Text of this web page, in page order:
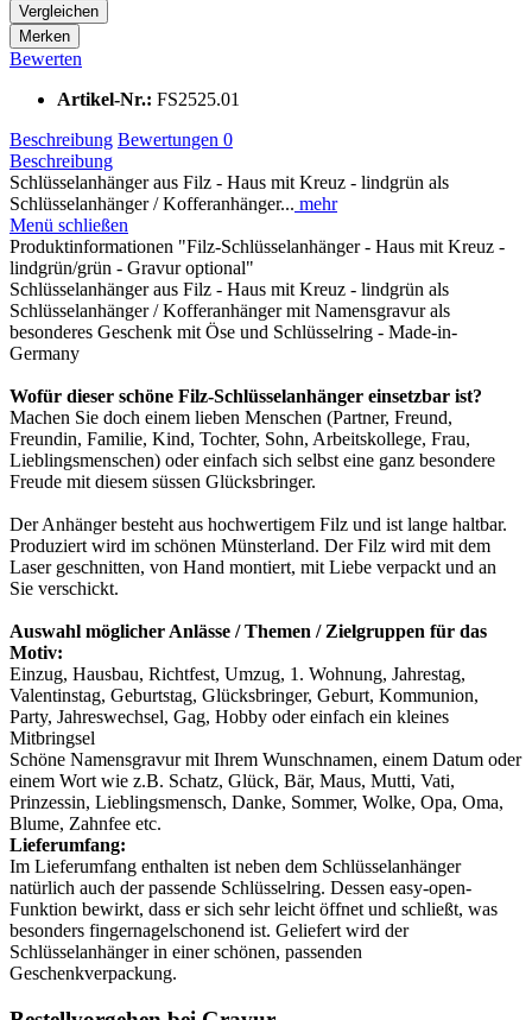
Vergleichen
Merken
Bewerten
Artikel-Nr.: FS2525.01
Beschreibung Bewertungen 0
Beschreibung
Schlüsselanhänger aus Filz - Haus mit Kreuz - lindgrün als
Schlüsselanhänger / Kofferanhänger... mehr
Menü schließen
Produktinformationen "Filz-Schlüsselanhänger - Haus mit Kreuz -
lindgrün/grün - Gravur optional"
Schlüsselanhänger aus Filz - Haus mit Kreuz - lindgrün als
Schlüsselanhänger / Kofferanhänger mit Namensgravur als
besonderes Geschenk mit Öse und Schlüsselring - Made-in-
Germany
Wofür dieser schöne Filz-Schlüsselanhänger einsetzbar ist?
Machen Sie doch einem lieben Menschen (Partner, Freund,
Freundin, Familie, Kind, Tochter, Sohn, Arbeitskollege, Frau,
Lieblingsmenschen) oder einfach sich selbst eine ganz besondere
Freude mit diesem süssen Glücksbringer.
Der Anhänger besteht aus hochwertigem Filz und ist lange haltbar.
Produziert wird im schönen Münsterland. Der Filz wird mit dem
Laser geschnitten, von Hand montiert, mit Liebe verpackt und an
Sie verschickt.
Auswahl möglicher Anlässe / Themen / Zielgruppen für das
Motiv:
Einzug, Hausbau, Richtfest, Umzug, 1. Wohnung, Jahrestag,
Valentinstag, Geburtstag, Glücksbringer, Geburt, Kommunion,
Party, Jahreswechsel, Gag, Hobby oder einfach ein kleines
Mitbringsel
Schöne Namensgravur mit Ihrem Wunschnamen, einem Datum oder
einem Wort wie z.B. Schatz, Glück, Bär, Maus, Mutti, Vati,
Prinzessin, Lieblingsmensch, Danke, Sommer, Wolke, Opa, Oma,
Blume, Zahnfee etc.
Lieferumfang:
Im Lieferumfang enthalten ist neben dem Schlüsselanhänger
natürlich auch der passende Schlüsselring. Dessen easy-open-
Funktion bewirkt, dass er sich sehr leicht öffnet und schließt, was
besonders fingernagelschonend ist. Geliefert wird der
Schlüsselanhänger in einer schönen, passenden
Geschenkverpackung.